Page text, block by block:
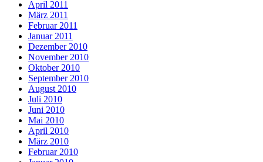
April 2011
März 2011
Februar 2011
Januar 2011
Dezember 2010
November 2010
Oktober 2010
September 2010
August 2010
Juli 2010
Juni 2010
Mai 2010
April 2010
März 2010
Februar 2010